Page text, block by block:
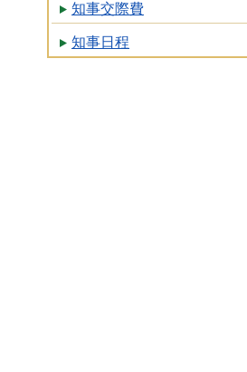
知事交際費
知事日程